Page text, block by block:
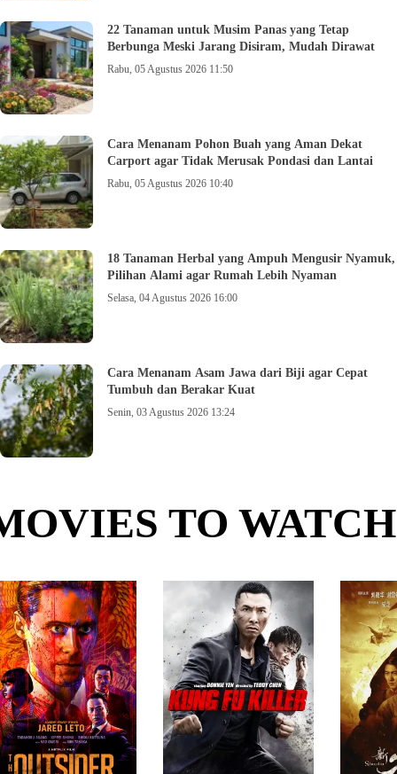
22 Tanaman untuk Musim Panas yang Tetap
Berbunga Meski Jarang Disiram, Mudah Dirawat
Rabu, 05 Agustus 2026 11:50
Cara Menanam Pohon Buah yang Aman Dekat
Carport agar Tidak Merusak Pondasi dan Lantai
Rabu, 05 Agustus 2026 10:40
18 Tanaman Herbal yang Ampuh Mengusir Nyamuk,
Pilihan Alami agar Rumah Lebih Nyaman
Selasa, 04 Agustus 2026 16:00
Cara Menanam Asam Jawa dari Biji agar Cepat
Tumbuh dan Berakar Kuat
Senin, 03 Agustus 2026 13:24
TO WATCH